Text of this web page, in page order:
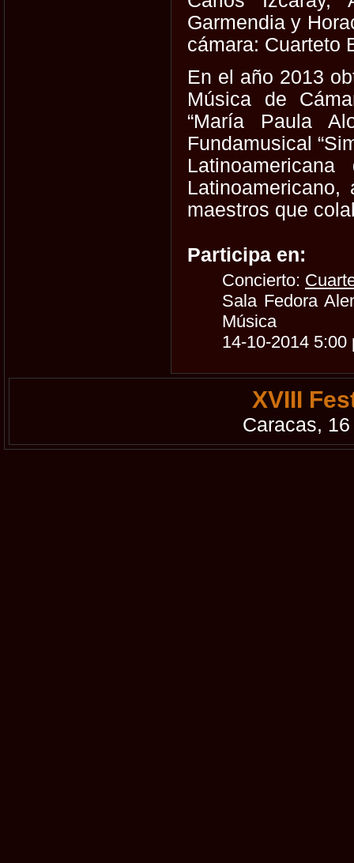
Garmendia y
cámara: Cuarteto
En el año 2013
Música de
“María Paula
Fundamusical
maestros que
Participa en:
Concierto:
Sala Fedora
Música
14-10-2014 5:00
XVIII
Caracas,